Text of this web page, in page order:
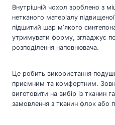
Внутрішній чохол зроблено з
нетканого матеріалу
підшитий шар мʼякого
утримувати форму, згладжує
розподілення наповнювача.
Це робить використання
приємним та комфортним.
виготовити на вибір із тканин
замовлення з тканин флок або